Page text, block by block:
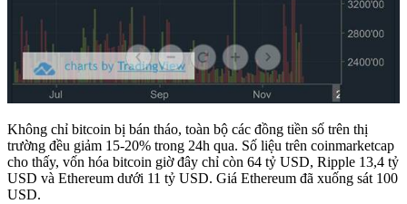
Không chỉ bitcoin bị bán tháo, toàn bộ các đồng tiền số trên thị
trường đều giảm 15-20% trong 24h qua. Số liệu trên coinmarketcap
cho thấy, vốn hóa bitcoin giờ đây chỉ còn 64 tỷ USD, Ripple 13,4 tỷ
USD và Ethereum dưới 11 tỷ USD. Giá Ethereum đã xuống sát 100
USD.